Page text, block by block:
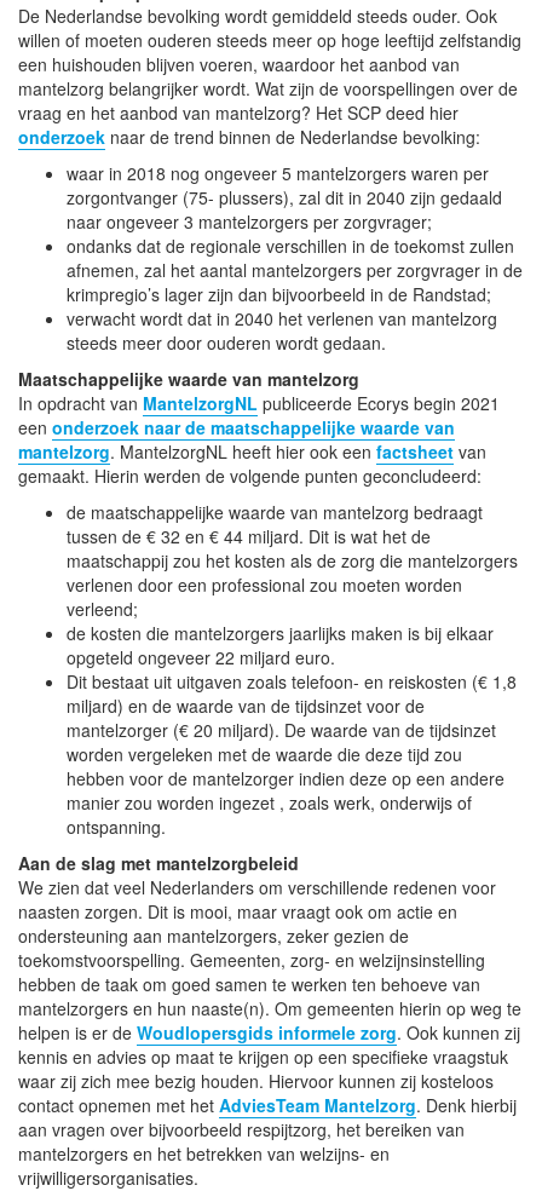
De Nederlandse bevolking wordt gemiddeld steeds ouder. Ook
willen of moeten ouderen steeds meer op hoge leeftijd zelfstandig
een huishouden blijven voeren, waardoor het aanbod van
mantelzorg belangrijker wordt. Wat zijn de voorspellingen over de
vraag en het aanbod van mantelzorg? Het SCP deed hier
onderzoek naar de trend binnen de Nederlandse bevolking:
waar in 2018 nog ongeveer 5 mantelzorgers waren per
zorgontvanger (75- plussers), zal dit in 2040 zijn gedaald
naar ongeveer 3 mantelzorgers per zorgvrager;
ondanks dat de regionale verschillen in de toekomst zullen
afnemen, zal het aantal mantelzorgers per zorgvrager in de
krimpregio’s lager zijn dan bijvoorbeeld in de Randstad;
verwacht wordt dat in 2040 het verlenen van mantelzorg
steeds meer door ouderen wordt gedaan.
Maatschappelijke waarde van mantelzorg
In opdracht van MantelzorgNL publiceerde Ecorys begin 2021
een onderzoek naar de maatschappelijke waarde van
mantelzorg. MantelzorgNL heeft hier ook een factsheet van
gemaakt. Hierin werden de volgende punten geconcludeerd:
de maatschappelijke waarde van mantelzorg bedraagt
tussen de € 32 en € 44 miljard. Dit is wat het de
maatschappij zou het kosten als de zorg die mantelzorgers
verlenen door een professional zou moeten worden
verleend;
de kosten die mantelzorgers jaarlijks maken is bij elkaar
opgeteld ongeveer 22 miljard euro.
Dit bestaat uit uitgaven zoals telefoon- en reiskosten (€ 1,8
miljard) en de waarde van de tijdsinzet voor de
mantelzorger (€ 20 miljard). De waarde van de tijdsinzet
worden vergeleken met de waarde die deze tijd zou
hebben voor de mantelzorger indien deze op een andere
manier zou worden ingezet , zoals werk, onderwijs of
ontspanning.
Aan de slag met mantelzorgbeleid
We zien dat veel Nederlanders om verschillende redenen voor
naasten zorgen. Dit is mooi, maar vraagt ook om actie en
ondersteuning aan mantelzorgers, zeker gezien de
toekomstvoorspelling. Gemeenten, zorg- en welzijnsinstelling
hebben de taak om goed samen te werken ten behoeve van
mantelzorgers en hun naaste(n). Om gemeenten hierin op weg te
helpen is er de Woudlopersgids informele zorg. Ook kunnen zij
kennis en advies op maat te krijgen op een specifieke vraagstuk
waar zij zich mee bezig houden. Hiervoor kunnen zij kosteloos
contact opnemen met het AdviesTeam Mantelzorg. Denk hierbij
aan vragen over bijvoorbeeld respijtzorg, het bereiken van
mantelzorgers en het betrekken van welzijns- en
vrijwilligersorganisaties.